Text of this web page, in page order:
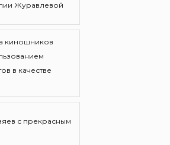
Журавлевой
киношников
в качестве
с прекрасным